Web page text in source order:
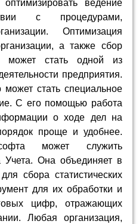
ведение
с процедурами,
Оптимизация
а также сбор
может стать одной из
предприятия.
может стать специальное
С его помощью работа
о ходе дел на
проще и удобнее.
может служить
Учета. Она объединяет в
сбора статистических
для их обработки и
цифр, отражающих
Любая организация,